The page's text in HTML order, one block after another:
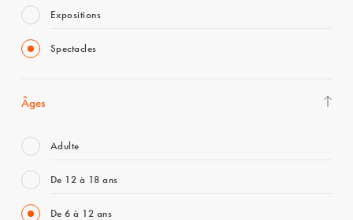
Expositions
Spectacles
Âges
Adulte
De 12 à 18 ans
De 6 à 12 ans